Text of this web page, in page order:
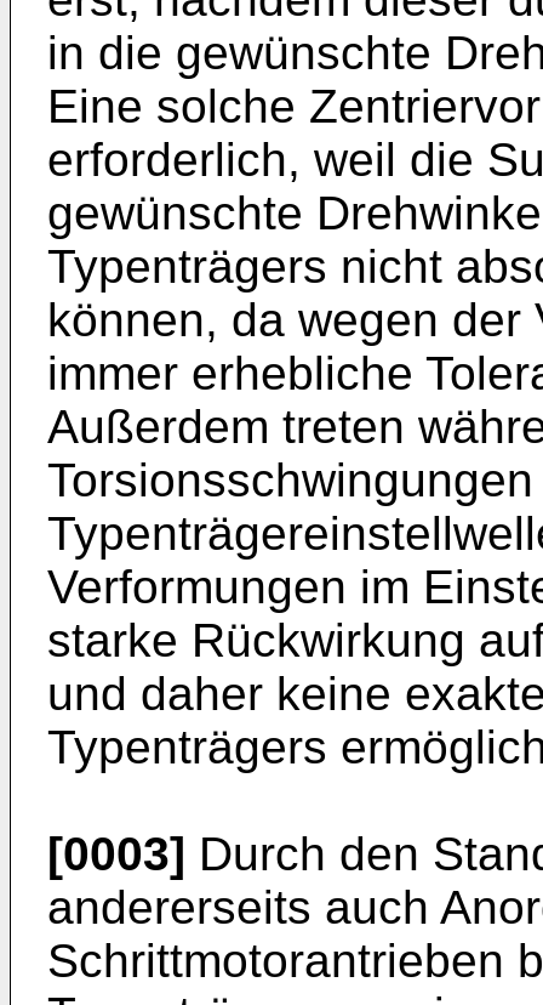
in die gewünschte
Eine solche
erforderlich, weil die
gewünschte
Typenträgers nicht
können, da wegen
immer erhebliche
Außerdem treten
Verformungen im
starke Rückwirkung
und daher keine
Typenträgers
[0003] Durch den
andererseits auch
Schrittmotorantrieben